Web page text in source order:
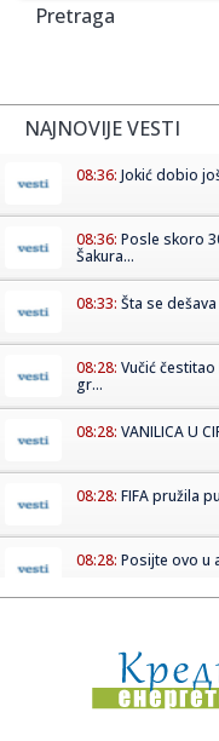
Pretraga
NAJNOVIJE VESTI
08:36: Jokić dobio
08:36: Posle skoro
Šakura...
08:33: Šta se
08:28: Vučić
gr...
08:28: VANILICA U
08:28: FIFA pružila
08:28: Posijte ovo u
08:28:Divlje svinje
mještani ...